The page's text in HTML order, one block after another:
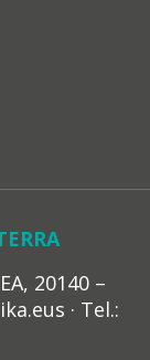
20140 –
· Tel.: